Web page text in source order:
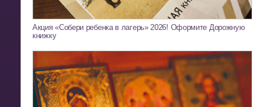
Акция «Собери ребенка в лагерь» 2026! Оформите Дорожную
книжку